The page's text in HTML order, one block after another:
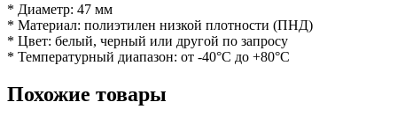
* Диаметр: 47 мм
* Материал: полиэтилен низкой плотности (ПНД)
* Цвет: белый, черный или другой по запросу
* Температурный диапазон: от -40°C до +80°C
Похожие товары